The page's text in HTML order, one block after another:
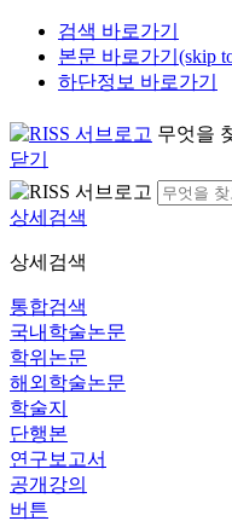
검색 바로가기
본문 바로가기(skip
하단정보 바로가기
무엇을
닫기
상세검색
상세검색
통합검색
국내학술논문
학위논문
해외학술논문
학술지
단행본
연구보고서
공개강의
버튼